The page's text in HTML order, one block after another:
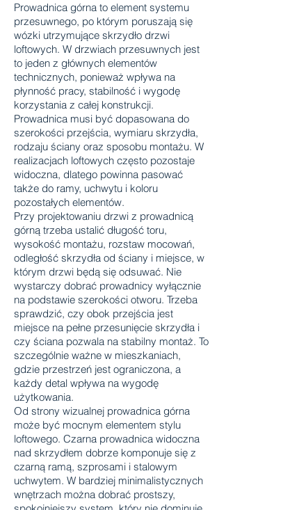
Prowadnica górna to element systemu
przesuwnego, po którym poruszają się
wózki utrzymujące skrzydło drzwi
loftowych. W drzwiach przesuwnych jest
to jeden z głównych elementów
technicznych, ponieważ wpływa na
płynność pracy, stabilność i wygodę
korzystania z całej konstrukcji.
Prowadnica musi być dopasowana do
szerokości przejścia, wymiaru skrzydła,
rodzaju ściany oraz sposobu montażu. W
realizacjach loftowych często pozostaje
widoczna, dlatego powinna pasować
także do ramy, uchwytu i koloru
pozostałych elementów.
Przy projektowaniu drzwi z prowadnicą
górną trzeba ustalić długość toru,
wysokość montażu, rozstaw mocowań,
odległość skrzydła od ściany i miejsce, w
którym drzwi będą się odsuwać. Nie
wystarczy dobrać prowadnicy wyłącznie
na podstawie szerokości otworu. Trzeba
sprawdzić, czy obok przejścia jest
miejsce na pełne przesunięcie skrzydła i
czy ściana pozwala na stabilny montaż. To
szczególnie ważne w mieszkaniach,
gdzie przestrzeń jest ograniczona, a
każdy detal wpływa na wygodę
użytkowania.
Od strony wizualnej prowadnica górna
może być mocnym elementem stylu
loftowego. Czarna prowadnica widoczna
nad skrzydłem dobrze komponuje się z
czarną ramą, szprosami i stalowym
uchwytem. W bardziej minimalistycznych
wnętrzach można dobrać prostszy,